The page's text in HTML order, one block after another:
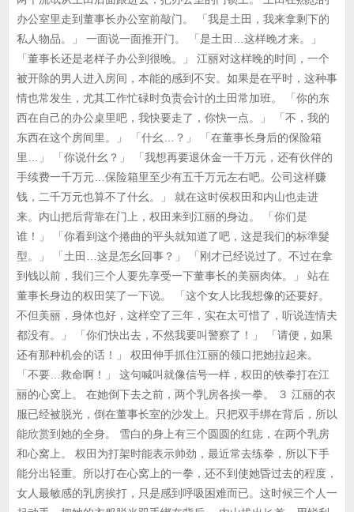
办公室里走到董事长办公室前敲门。 「我是土田，我来拿剩下的
私人物品。」 一面说一面推开门。 「是土田…这样晚才来。」
「董事长还是老样子办公到很晚。」 江丽对这样晚的时间，一个
被开除的男人进入房间，本能的感到不安。如果是在平时，这种事
情也常发生，尤其工作忙碌时负责会计的土田常加班。 「你的东
西在自己的办公桌里吧，我快要走了，你快一点。」 「不，我的
东西在这个房间里。」 「什幺…？」 「在董事长身后的保险箱
里…」 「你说什幺？」 「我想再要退休金一千万元，还有伙伴的
手续费一千万元…保险箱里至少有五千万元左右吧。公司这样赚
钱，二千万元也算不了什幺。」 就在这时侯权田和内山也走进
来。内山把后背靠在门上，权田来到江丽的身边。 「你们是
谁！」 「你看到这个捲曲的平头就知道了吧，这是我们的标準髮
型。」 「土田…这是怎幺回事？」 「刚才已经说过了。不过在拿
到钱以前，我们三个人要先享受一下董事长的美丽肉体。」 站在
董事长身边的权田笑了一下说。 「这个女人比我想像的还要好。
不但美丽，身体也好，这样空了三年，实在太可惜了，听说连情夫
都没有。」 「你们快出去，不然我要叫警察了！」 「请便，如果
还有那种机会的话！」 权田伸手抓住江丽的领口把她拉起来。
「不要…救命啊！」 这句喊叫就像信号一样，权田的铁拳打在江
丽的心窝上。 在她倒下去之前，两个乳房各挨一拳。 ３ 江丽的衣
服已经被脱光，倒在董事长室的沙发上。只把双手绑在背后，所以
能欣赏到她的全身。 雪白的身上有三个圆圆的红痣，在两个乳房
和心窝上。 权田为打架时能表示帅劲，最近常去练拳，所以下手
能分出轻重。所以打在心窝上的一拳，还不到使她昏过去的程度，
女人最敏感的乳房挨打，只是感到呼吸困难而已。这时候三个人一